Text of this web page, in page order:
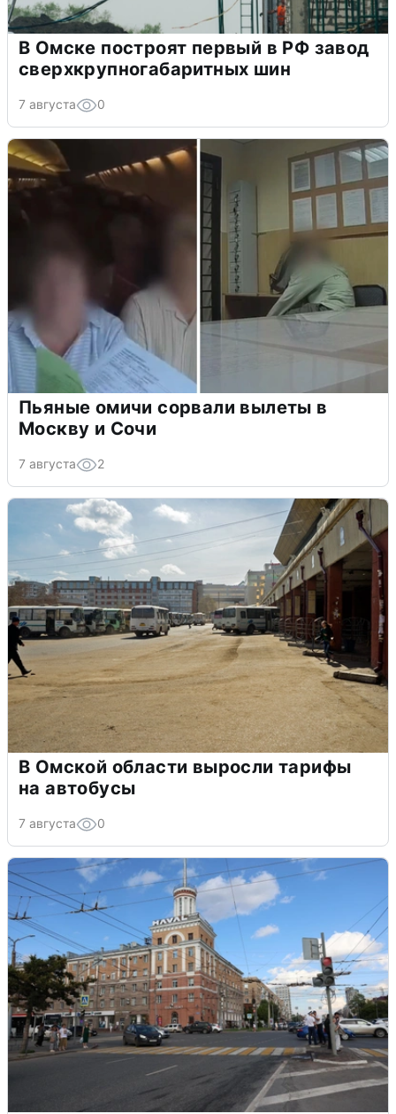
В Омске построят первый в РФ завод
сверхкрупногабаритных шин
7 августа 0
Пьяные омичи сорвали вылеты в
Москву и Сочи
7 августа 2
В Омской области выросли тарифы
на автобусы
7 августа 0